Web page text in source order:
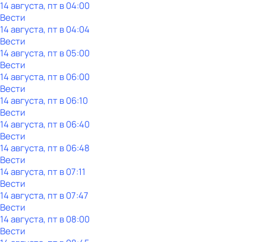
14 августа, пт в 04:00
Вести
14 августа, пт в 04:04
Вести
14 августа, пт в 05:00
Вести
14 августа, пт в 06:00
Вести
14 августа, пт в 06:10
Вести
14 августа, пт в 06:40
Вести
14 августа, пт в 06:48
Вести
14 августа, пт в 07:11
Вести
14 августа, пт в 07:47
Вести
14 августа, пт в 08:00
Вести